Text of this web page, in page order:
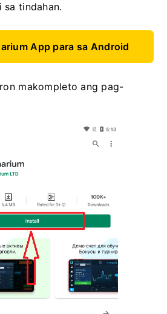
tindahan.
App para sa Android
makompleto ang pag-